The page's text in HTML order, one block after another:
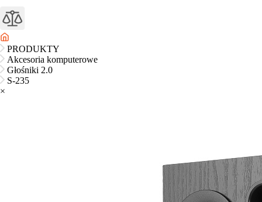
PRODUKTY
Akcesoria komputerowe
Głośniki 2.0
S-235
×